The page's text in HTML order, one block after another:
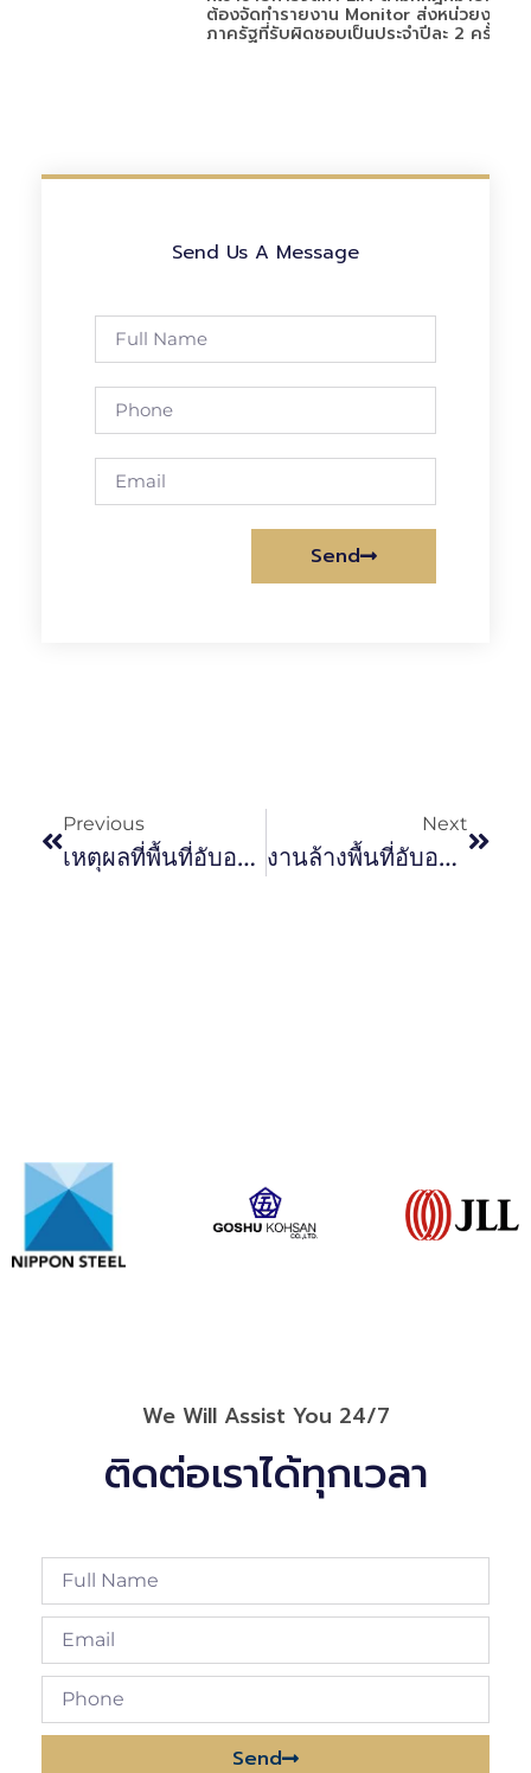
ต้องจัดทำรายงาน Monitor ส่งหน่วยงาน
ภาครัฐที่รับผิดชอบเป็นประจำปีละ 2 ครั้ง
Send Us A Message
Send
Previous
เหตุผลที่พื้นที่อับอากาศเป็นอันตราย และมาตรการการจัดการที่เหมาะสม
Next
งานล้างพื้นที่อับอากาศ มีความสำคัญและต้องเตรียมการอย่างไรบ้าง
We Will Assist You 24/7
ติดต่อเราได้ทุกเวลา
Send